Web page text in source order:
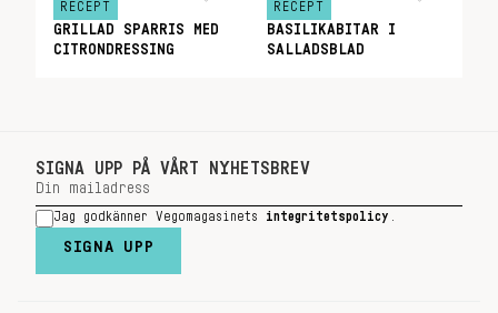
RECEPT
GRILLAD SPARRIS MED
CITRONDRESSING
RECEPT
BASILIKABITAR I
SALLADSBLAD
SIGNA UPP PÅ VÅRT NYHETSBREV
Jag godkänner Vegomagasinets integritetspolicy
SIGNA UPP